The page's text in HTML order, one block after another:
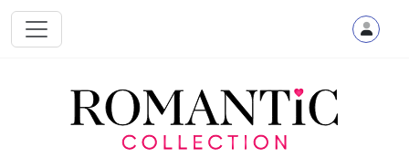
Перейти к основному содержанию